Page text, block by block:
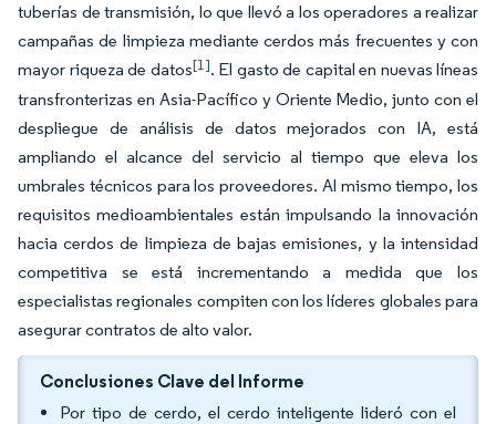
tuberías de transmisión, lo que llevó a los operadores a realizar
campañas de limpieza mediante cerdos más frecuentes y con
mayor riqueza de datos[1]. El gasto de capital en nuevas líneas
transfronterizas en Asia-Pacífico y Oriente Medio, junto con el
despliegue de análisis de datos mejorados con IA, está
ampliando el alcance del servicio al tiempo que eleva los
umbrales técnicos para los proveedores. Al mismo tiempo, los
requisitos medioambientales están impulsando la innovación
hacia cerdos de limpieza de bajas emisiones, y la intensidad
competitiva se está incrementando a medida que los
especialistas regionales compiten con los líderes globales para
asegurar contratos de alto valor.
Conclusiones Clave del Informe
Por tipo de cerdo, el cerdo inteligente lideró con el